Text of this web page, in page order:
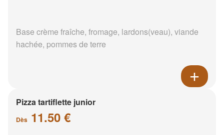
Base crème fraîche, fromage, lardons(veau), viande
hachée, pommes de terre
Pizza tartiflette junior
Dès 11.50 €